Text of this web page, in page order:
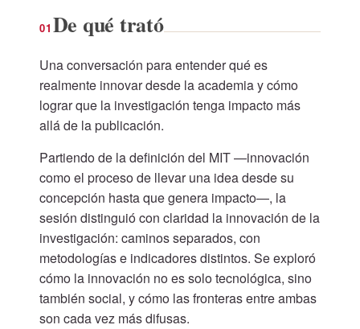
01 De qué trató
Una conversación para entender qué es
realmente innovar desde la academia y cómo
lograr que la investigación tenga impacto más
allá de la publicación.
Partiendo de la definición del MIT —innovación
como el proceso de llevar una idea desde su
concepción hasta que genera impacto—, la
sesión distinguió con claridad la innovación de la
investigación: caminos separados, con
metodologías e indicadores distintos. Se exploró
cómo la innovación no es solo tecnológica, sino
también social, y cómo las fronteras entre ambas
son cada vez más difusas.